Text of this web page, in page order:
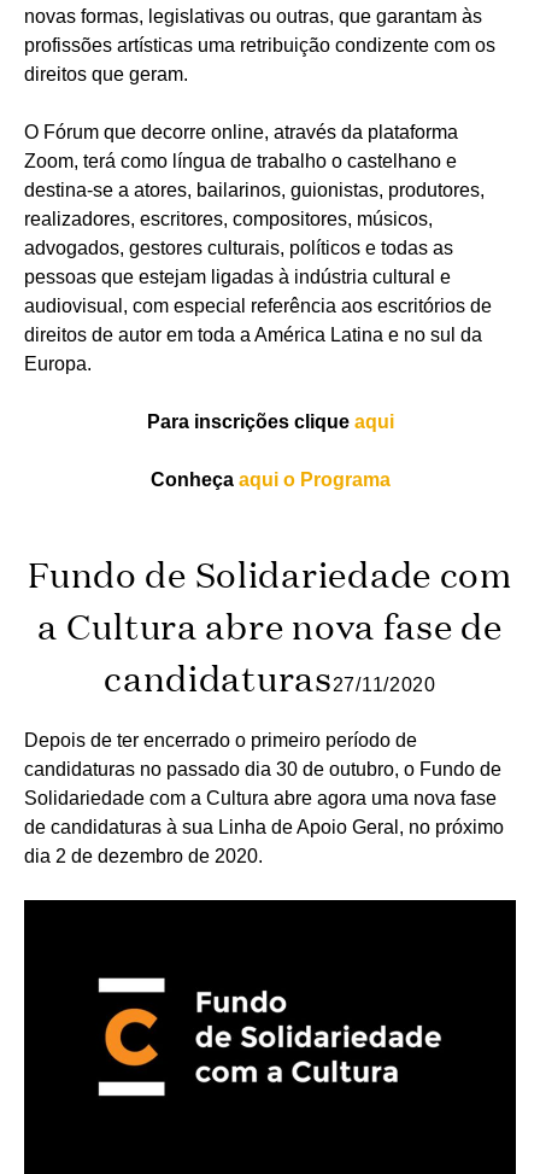
novas formas, legislativas ou outras, que garantam às
profissões artísticas uma retribuição condizente com os
direitos que geram.
O Fórum que decorre online, através da plataforma
Zoom, terá como língua de trabalho o castelhano e
destina-se a atores, bailarinos, guionistas, produtores,
realizadores, escritores, compositores, músicos,
advogados, gestores culturais, políticos e todas as
pessoas que estejam ligadas à indústria cultural e
audiovisual, com especial referência aos escritórios de
direitos de autor em toda a América Latina e no sul da
Europa.
Para inscrições clique aqui
Conheça aqui o Programa
Fundo de Solidariedade com
a Cultura abre nova fase de
candidaturas27/11/2020
Depois de ter encerrado o primeiro período de
candidaturas no passado dia 30 de outubro, o Fundo de
Solidariedade com a Cultura abre agora uma nova fase
de candidaturas à sua Linha de Apoio Geral, no próximo
dia 2 de dezembro de 2020.